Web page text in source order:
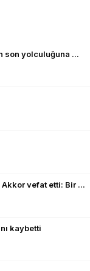
son yolculuğuna ...
Akkor vefat etti: Bir ...
kaybetti